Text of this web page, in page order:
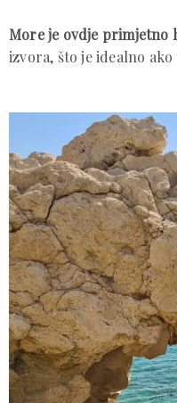
More je ovdje primjetno
izvora, što je idealno